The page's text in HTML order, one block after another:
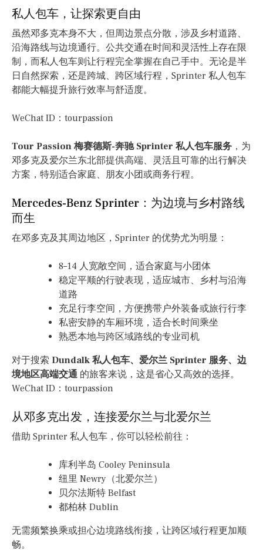
私人包车，让探索更自由
虽然邓多克本身不大，但周边景点分散，涉及乡村道路、
沿海路线与边境通行。公共交通在时间和灵活性上存在限
制，而私人包车则让行程完全掌握在自己手中。无论是半
日自然探索，还是跨城、跨区域行程，Sprinter 私人包车
都能大幅提升旅行效率与舒适度。
WeChat ID：tourpassion
Tour Passion 梅赛德斯-奔驰 Sprinter 私人包车服务 ，为
邓多克及爱尔兰东北部提供高端、灵活且可靠的出行解决
方案，特别适合家庭、朋友小团或商务行程。
Mercedes-Benz Sprinter：为边境与乡村路线
而生
在邓多克及其周边地区，Sprinter 的优势尤为明显：
8–14 人宽敞空间，适合家庭与小团体
稳定平顺的行驶表现，适应城市、乡村与沿海
道路
充足行李空间，方便携带户外装备或旅行行李
私密安静的车厢环境，适合长时间乘坐
熟悉本地与跨区域路线的专业司机
对于搜索 Dundalk 私人包车、爱尔兰 Sprinter 服务、边
境地区高端交通 的旅客来说，这是省心又高效的选择。
WeChat ID：tourpassion
从邓多克出发，连接爱尔兰与北爱尔兰
借助 Sprinter 私人包车，你可以轻松前往：
库利半岛 Cooley Peninsula
纽里 Newry（北爱尔兰）
贝尔法斯特 Belfast
都柏林 Dublin
无需频繁换乘或担心边境路线衔接，让跨区域行程更加顺
畅。